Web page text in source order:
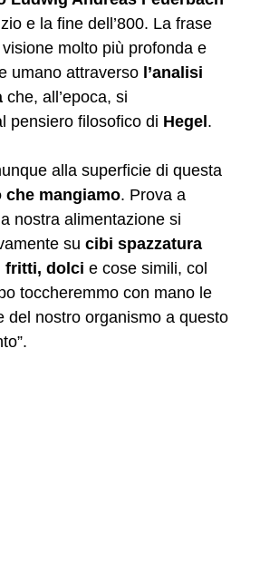
e la fine dell’800. La frase
molto più profonda e
umano attraverso l’analisi
che, all’epoca, si
pensiero filosofico di Hegel.
alla superficie di questa
che mangiamo. Prova a
nostra alimentazione si
su cibi spazzatura
fritti, dolci e cose simili, col
toccheremmo con mano le
del nostro organismo a questo